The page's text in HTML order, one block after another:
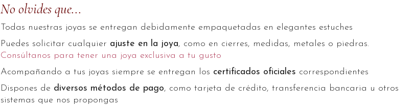
No olvides que...
Todas nuestras joyas se entregan debidamente empaquetadas en elegantes estuches
Puedes solicitar cualquier ajuste en la joya, como en cierres, medidas, metales o piedras.
Consúltanos para tener una joya exclusiva a tu gusto
Acompañando a tus joyas siempre se entregan los certificados oficiales correspondientes
Dispones de diversos métodos de pago, como tarjeta de crédito, transferencia bancaria u otros
sistemas que nos propongas